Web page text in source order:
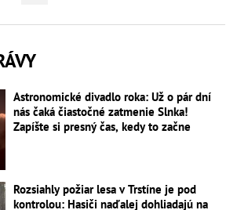
Astronomické divadlo roka: Už o pár dní
nás čaká čiastočné zatmenie Slnka!
Zapíšte si presný čas, kedy to začne
Rozsiahly požiar lesa v Trstíne je pod
kontrolou: Hasiči naďalej dohliadajú na